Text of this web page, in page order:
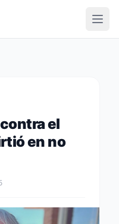
el
en no